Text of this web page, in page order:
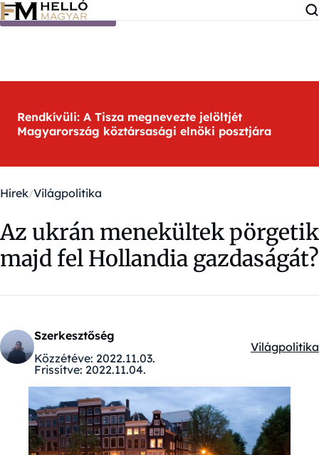
Ugrás a tartalomra
Rendkívüli: A Tisza megnevezte jelöltjét
Magyarország köztársasági elnöki posztjára
Hírek Világpolitika
Az ukrán menekültek pörgetik
majd fel Hollandia gazdaságát?
Szerkesztőség
Közzétéve: 2022.11.03.
Frissítve: 2022.11.04.
Kategóriák:
Világpolitika